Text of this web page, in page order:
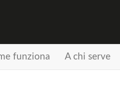
funziona A chi serve